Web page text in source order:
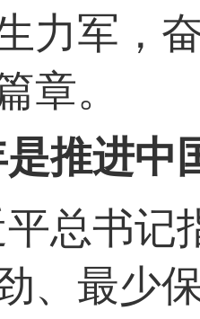
力军，
章。
推进中
总书记
、最少